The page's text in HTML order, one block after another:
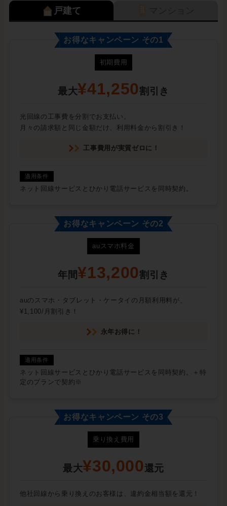
戸建て
お得なキャンペーン その1
初期費用
最大¥41,250割引き
光回線の工事費を分割でお支払い。
月々の請求額と同じ金額だけ、利用料金から割引き！
工事費用が実質ゼロに！
ネット回線サービスとひかり電話サービスを同時契約。
お得なキャンペーン その2
auスマホ料金
年間¥13,200割引き
auのスマホ・タブレット・ケータイの月額利用料が、
¥1,100/月割引き！
永年お得に！
ネット回線サービスとひかり電話サービスを同時契約。＋特
定のプランで契約※
お得なキャンペーン その3
乗り換え費用
最大¥30,000還元
他社回線から乗り換えのお客様は、違約金相当額を還元！